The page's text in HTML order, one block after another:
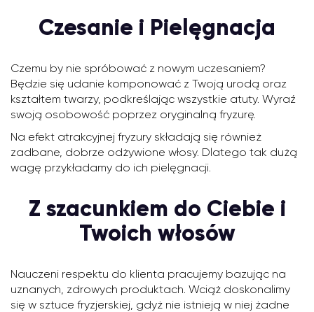
Czesanie i Pielęgnacja
Czemu by nie spróbować z nowym uczesaniem?
Będzie się udanie komponować z Twoją urodą oraz
kształtem twarzy, podkreślając wszystkie atuty. Wyraź
swoją osobowość poprzez oryginalną fryzurę.
Na efekt atrakcyjnej fryzury składają się również
zadbane, dobrze odżywione włosy. Dlatego tak dużą
wagę przykładamy do ich pielęgnacji.
Z szacunkiem do Ciebie i
Twoich włosów
Nauczeni respektu do klienta pracujemy bazując na
uznanych, zdrowych produktach. Wciąż doskonalimy
się w sztuce fryzjerskiej, gdyż nie istnieją w niej żadne